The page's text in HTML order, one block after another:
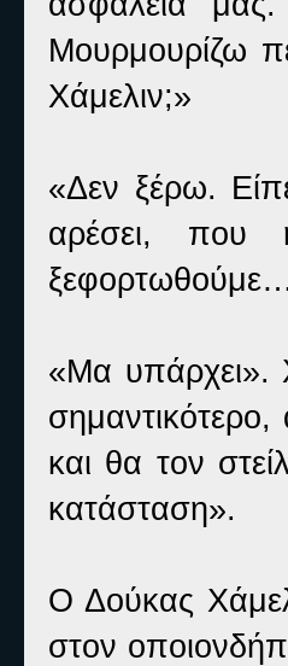
Μουρμουρίζω
Χάμελιν;»
«Δεν ξέρω.
αρέσει,
«Μα υπάρχει».
και θα τον
κατάσταση».
Ο Δούκας
στον